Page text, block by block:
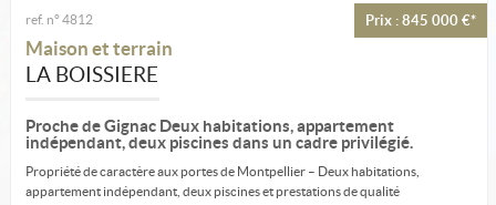
Prix : 845 000 €*
ref. n° 4812
Maison et terrain
LA BOISSIERE
Proche de Gignac Deux habitations, appartement
indépendant, deux piscines dans un cadre privilégié.
Propriété de caractère aux portes de Montpellier – Deux habitations,
appartement indépendant, deux piscines et prestations de qualité